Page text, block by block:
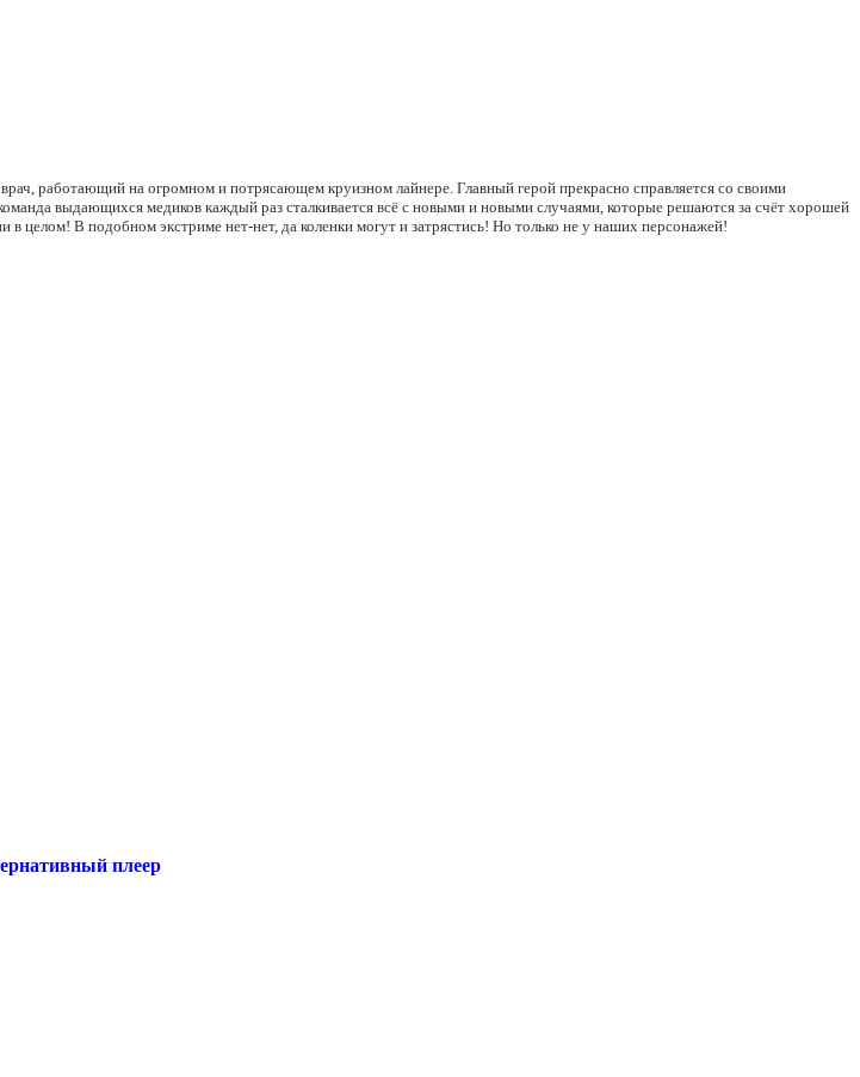
работающий на огромном и потрясающем круизном лайнере. Главный герой прекрасно справляется со своими
выдающихся медиков каждый раз сталкивается всё с новыми и новыми случаями, которые решаются за счёт хорошей
целом! В подобном экстриме нет-нет, да коленки могут и затрястись! Но только не у наших персонажей!
плеер